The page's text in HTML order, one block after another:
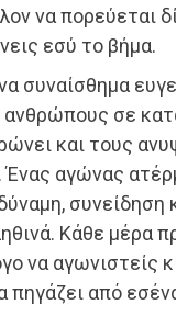
να πορεύεται
εσύ το βήμα.
συναίσθημα
ανθρώπους σε
και τους
Ένας αγώνας
συνείδηση
Κάθε μέρα
να αγωνιστείς
πηγάζει από